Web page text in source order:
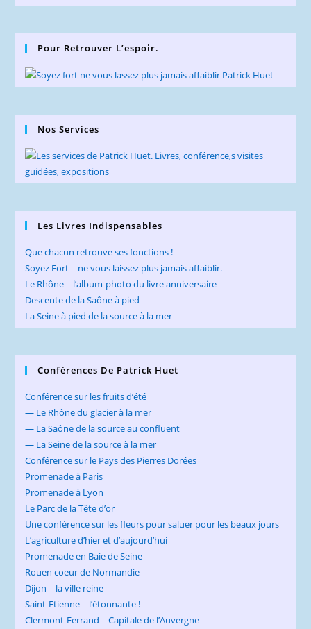
Pour Retrouver L’espoir.
Nos Services
Les Livres Indispensables
Que chacun retrouve ses fonctions !
Soyez Fort – ne vous laissez plus jamais affaiblir.
Le Rhône – l’album-photo du livre anniversaire
Descente de la Saône à pied
La Seine à pied de la source à la mer
Conférences De Patrick Huet
Conférence sur les fruits d’été
— Le Rhône du glacier à la mer
— La Saône de la source au confluent
— La Seine de la source à la mer
Conférence sur le Pays des Pierres Dorées
Promenade à Paris
Promenade à Lyon
Le Parc de la Tête d’or
Une conférence sur les fleurs pour saluer pour les beaux jours
L’agriculture d’hier et d’aujourd’hui
Promenade en Baie de Seine
Rouen coeur de Normandie
Dijon – la ville reine
Saint-Etienne – l’étonnante !
Clermont-Ferrand – Capitale de l’Auvergne